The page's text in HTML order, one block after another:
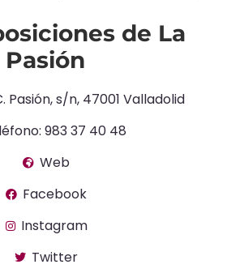
de La
Pasión
Pasión, s/n, 47001 Valladolid
983 37 40 48
Web
Facebook
Instagram
Twitter